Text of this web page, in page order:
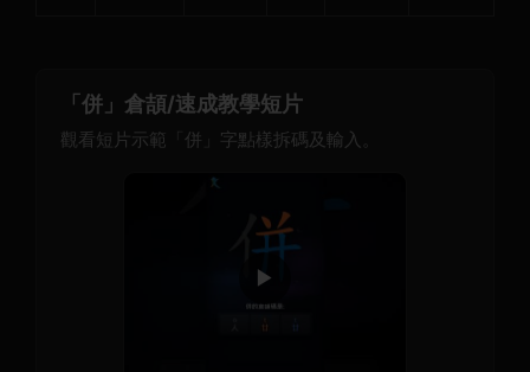
「併」倉頡/速成教學短片
觀看短片示範「併」字點樣拆碼及輸入。
▶